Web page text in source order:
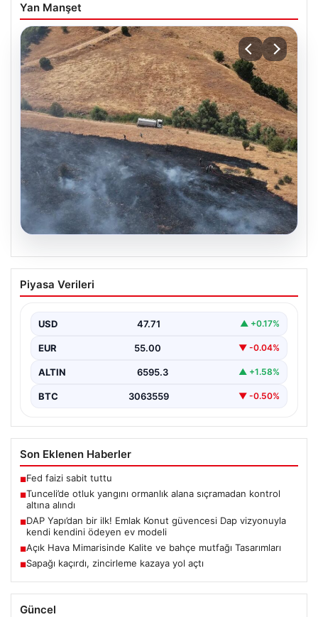
Yan Manşet
Tunceli’de otluk yangını ormanlık alana
sıçramadan kontrol altına alındı
arasında bulunan otlaklık bölgede henüz
belirlenemeyen bir nedenle…
Piyasa Verileri
USD 47.71 ▲ +0.17%
EUR 55.00 ▼ -0.04%
ALTIN 6595.3 ▲ +1.58%
BTC 3063559 ▼ -0.50%
Son Eklenen Haberler
■Fed faizi sabit tuttu
■Tunceli’de otluk yangını ormanlık alana sıçramadan kontrol
altına alındı
■DAP Yapı’dan bir ilk! Emlak Konut güvencesi Dap vizyonuyla
kendi kendini ödeyen ev modeli
■Açık Hava Mimarisinde Kalite ve bahçe mutfağı Tasarımları
■Sapağı kaçırdı, zincirleme kazaya yol açtı
Güncel